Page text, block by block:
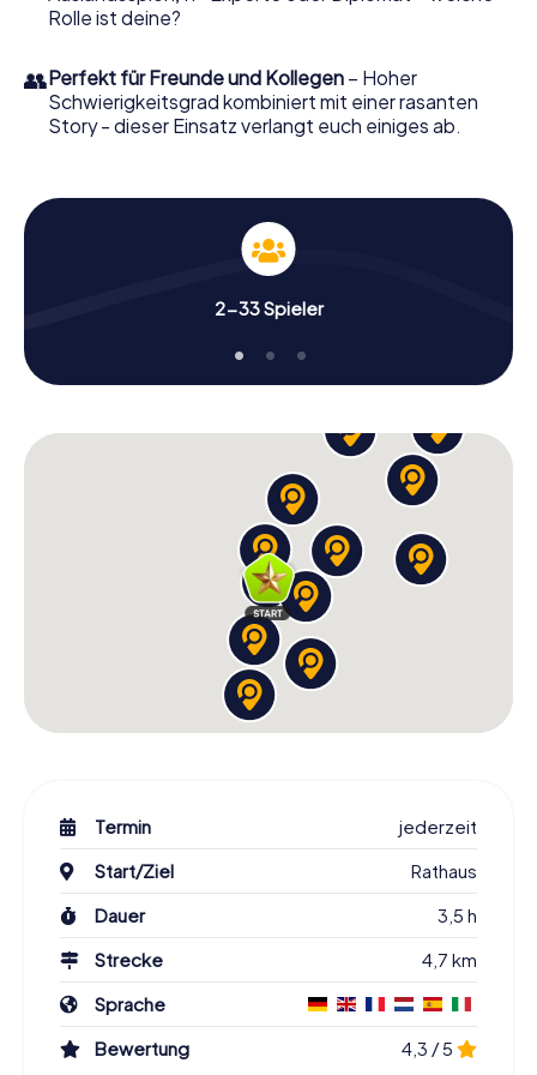
Rolle ist deine?
👥Perfekt für Freunde und Kollegen – Hoher
Schwierigkeitsgrad kombiniert mit einer rasanten
Story - dieser Einsatz verlangt euch einiges ab.
2-33 Spieler
Termin
jederzeit
Start/Ziel
Rathaus
Dauer
3,5 h
Strecke
4,7 km
Sprache
Bewertung
4,3 / 5